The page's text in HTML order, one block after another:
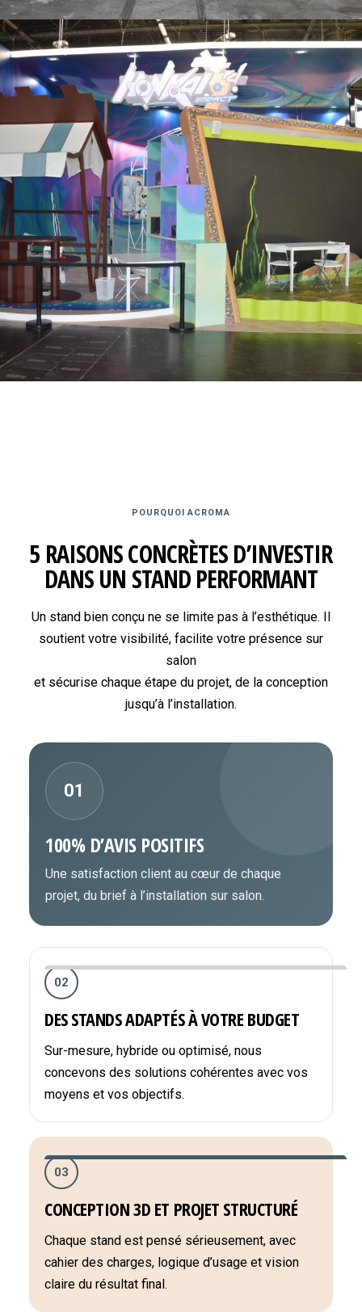
POURQUOI ACROMA
5 RAISONS CONCRÈTES D’INVESTIR
DANS UN STAND PERFORMANT
Un stand bien conçu ne se limite pas à l’esthétique. Il
soutient votre visibilité, facilite votre présence sur
salon
et sécurise chaque étape du projet, de la conception
jusqu’à l’installation.
01
100% D’AVIS POSITIFS
Une satisfaction client au cœur de chaque
projet, du brief à l’installation sur salon.
02
DES STANDS ADAPTÉS À VOTRE BUDGET
Sur-mesure, hybride ou optimisé, nous
concevons des solutions cohérentes avec vos
moyens et vos objectifs.
03
CONCEPTION 3D ET PROJET STRUCTURÉ
Chaque stand est pensé sérieusement, avec
cahier des charges, logique d’usage et vision
claire du résultat final.